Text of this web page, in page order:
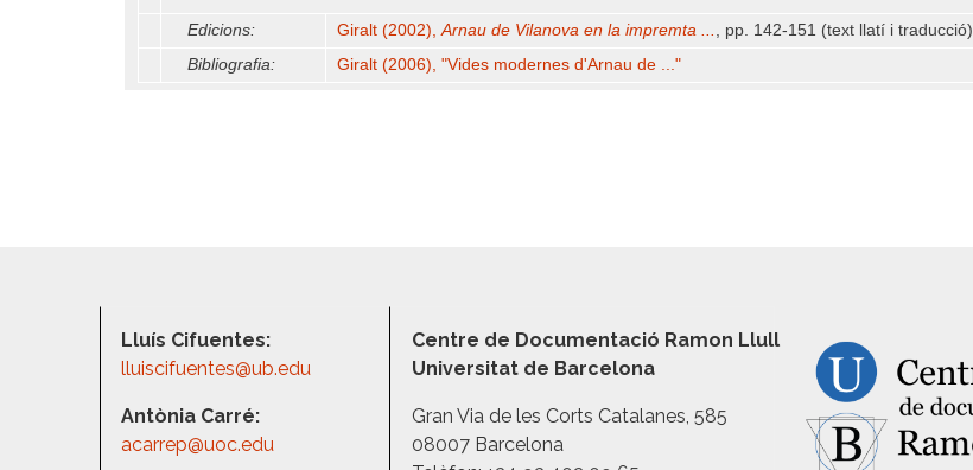
Edicions: Giralt (2002),Arnau de Vilanova en la impremta ... , pp. 142-151 (text llatí i traducció)
Bibliografia:
Giralt (2006), "Vides modernes d'Arnau de ..."
Lluís Cifuentes:
lluiscifuentes@ub.edu
Antònia Carré:
acarrep@uoc.edu
Centre de Documentació Ramon Llull
Universitat de Barcelona
Gran Via de les Corts Catalanes, 585
08007 Barcelona